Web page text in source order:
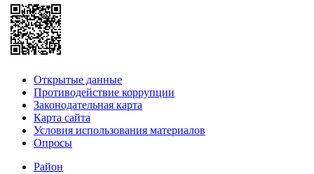
Открытые данные
Противодействие коррупции
Законодательная карта
Карта сайта
Условия использования материалов
Опросы
Район